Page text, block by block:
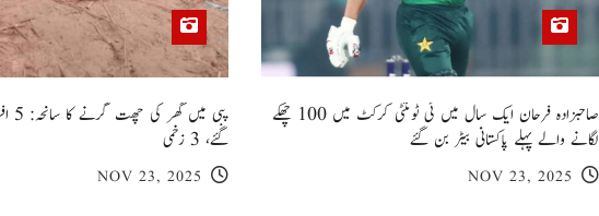
صاحبزادہ فرحان ایک سال میں ٹی ٹوئنٹی کرکٹ میں 100 چھکے
لگانے والے پہلے پاکستانی بیٹر بن گئے
NOV 23, 2025
گئے، 3 زخمی
NOV 23, 2025